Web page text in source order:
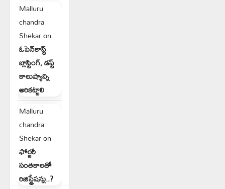
Malluru
chandra
Shekaron
ఓపెన్‌కాస్ట్
బ్లాస్టింగ్, డస్ట్
కాలుష్యాన్ని
అరికట్టాలి
Malluru
chandra
Shekaron
ఫోర్జరీ
సంతకాలతో
రిజిస్ట్రేషన్లు..?